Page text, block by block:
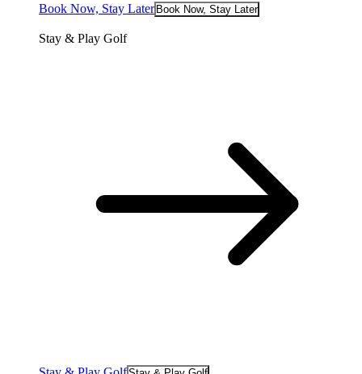
Book Now, Stay Later Book Now, Stay Later
Stay & Play Golf